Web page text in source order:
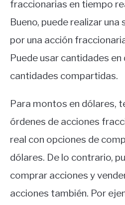
fraccionarias en tiempo
Bueno, puede realizar
por una acción
Puede usar cantidades en
cantidades compartidas.
Para montos en dólares,
órdenes de acciones
real con opciones de
dólares. De lo contrario,
comprar acciones y
acciones también. Por